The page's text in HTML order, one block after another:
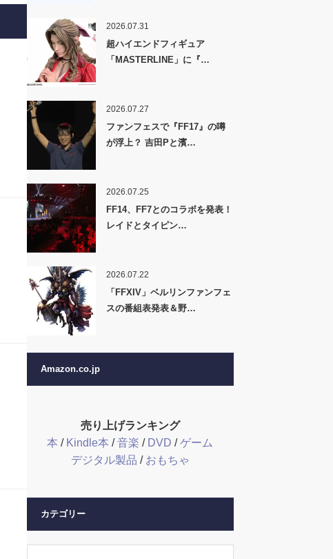
2026.07.31
超ハイエンドフィギュア
「MASTERLINE」に『…
2026.07.27
ファンフェスで『FF17』の噂
が浮上？ 吉田Pと濱…
2026.07.25
FF14、FF7とのコラボを発表！
レイドとタイピン…
2026.07.22
「FFXIV」ベルリンファンフェ
スの番組表発表＆野…
Amazon.co.jp
売り上げランキング
本 / Kindle本 /音楽 / DVD /ゲーム
デジタル製品 / おもちゃ
カテゴリー